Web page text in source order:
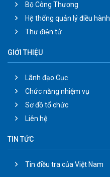
Bộ Công Thương
Hệ thống quản lý điều hành
Thư điện tử
GIỚI THIỆU
Lãnh đạo Cục
Chức năng nhiệm vụ
Sơ đồ tổ chức
Liên hệ
TIN TỨC
Tin điều tra của Việt Nam